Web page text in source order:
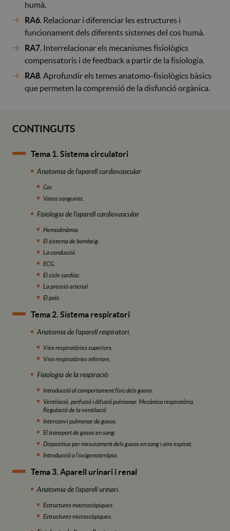
humà.
RA6 . Relacionar i diferenciar les estructures i
funcionament dels diferents sistemes del cos humà.
RA7 . Interrelacionar els mecanismes fisiològics
compensatoris i de feedback a partir de la fisiologia.
RA8 . Aprofundir els temes anatomo-fisiològics bàsics
que permeten la comprensió de la disfunció orgànica.
CONTINGUTS
Tema 1. Sistema circulatori
Anatomia de l'aparell cardiovascular
Cor.
Vasos sanguinis.
Fisiologia de l'aparell cardiovascular
Hemodinàmia
El sistema de bombeig.
La conducció.
ECG.
El cicle cardíac.
La pressió arterial.
El pols.
Tema 2. Sistema respiratori
Anatomia de l'aparell respiratori.
Vies respiratòries superiors.
Vies respiratòries inferiors.
Fisiologia de la respiració:
Introducció al comportament físic dels gasos.
Ventilació, perfusió i difusió pulmonar. Mecànica respiratòria.
Regulació de la ventilació
Intercanvi pulmonar de gasos.
El transport de gasos en sang.
Dispositius per mesurament dels gasos en sang i aire espirat.
Introducció a l'oxigenoteràpia.
Tema 3. Aparell urinari i renal
Anatomia de l'aparell urinari.
Estructures macroscòpiques.
Estructures microscòpiques.